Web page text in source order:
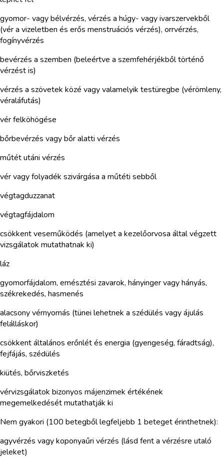
gyomor- vagy bélvérzés, vérzés a húgy- vagy ivarszervekből
(vér a vizeletben és erős menstruációs vérzés), orrvérzés,
fogínyvérzés
bevérzés a szemben (beleértve a szemfehérjékből történő
vérzést is)
vérzés a szövetek közé vagy valamelyik testüregbe (vérömleny,
véraláfutás)
vér felköhögése
bőrbevérzés vagy bőr alatti vérzés
műtét utáni vérzés
vér vagy folyadék szivárgása a műtéti sebből
végtagduzzanat
végtagfájdalom
csökkent veseműködés (amelyet a kezelőorvosa által végzett
vizsgálatok mutathatnak ki)
láz
gyomorfájdalom, emésztési zavarok, hányinger vagy hányás,
székrekedés, hasmenés
alacsony vérnyomás (tünei lehetnek a szédülés vagy ájulás
felálláskor)
csökkent általános erőnlét és energia (gyengeség, fáradtság),
fejfájás, szédülés
kiütés, bőrviszketés
vérvizsgálatok bizonyos májenzimek értékének
megemelkedését mutathatják ki
Nem gyakori (100 betegből legfeljebb 1 beteget érinthetnek):
agyvérzés vagy koponyaűri vérzés (lásd fent a vérzésre utaló
jeleket)